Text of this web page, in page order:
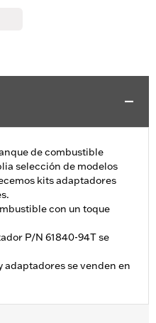
de combustible
selección de modelos
kits adaptadores
con un toque
P/N 61840-94T se
adaptadores se venden en